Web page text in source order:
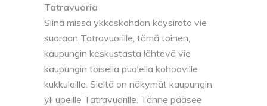
Tatravuoria
Siinä missä ykköskohdan köysirata vie
suoraan Tatravuorille, tämä toinen,
kaupungin keskustasta lähtevä vie
kaupungin toisella puolella kohoaville
kukkuloille. Sieltä on näkymät kaupungin
yli upeille Tatravuorille. Tänne pääsee